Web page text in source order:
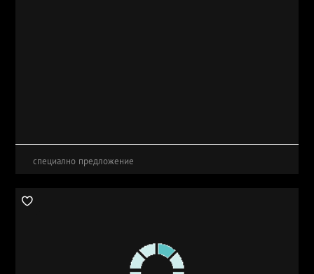
специално предложение